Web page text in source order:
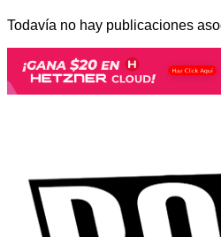
Todavía no hay publicaciones